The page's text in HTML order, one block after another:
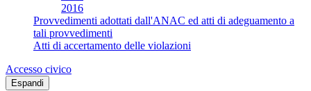
2016
Provvedimenti adottati dall'ANAC ed atti di adeguamento a
tali provvedimenti
Atti di accertamento delle violazioni
Accesso civico
Espandi